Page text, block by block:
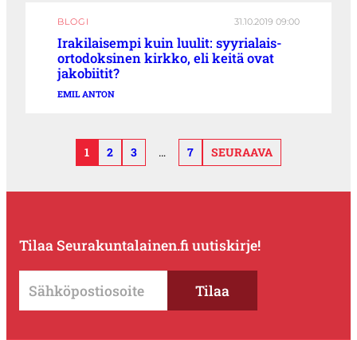
BLOGI 31.10.2019 09:00
Irakilaisempi kuin luulit: syyrialais-
ortodoksinen kirkko, eli keitä ovat
jakobiitit?
EMIL ANTON
1 2 3 … 7 SEURAAVA
Tilaa Seurakuntalainen.fi uutiskirje!